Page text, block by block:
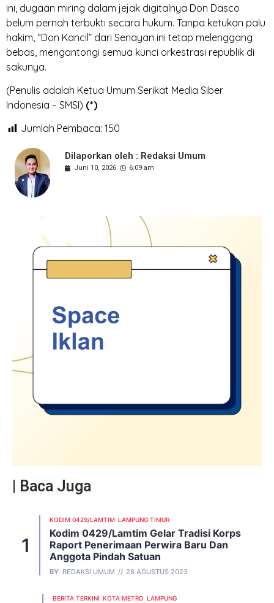
ini, dugaan miring dalam jejak digitalnya Don Dasco
belum pernah terbukti secara hukum. Tanpa ketukan palu
hakim, “Don Kancil” dari Senayan ini tetap melenggang
bebas, mengantongi semua kunci orkestrasi republik di
sakunya.
(Penulis adalah Ketua Umum Serikat Media Siber
Indonesia – SMSI) (*)
Jumlah Pembaca: 150
Dilaporkan oleh : Redaksi Umum
Juni 10, 2026 6:09 am
| Baca Juga
KODIM 0429/LAMTIM LAMPUNG TIMUR
Kodim 0429/Lamtim Gelar Tradisi Korps
Raport Penerimaan Perwira Baru Dan
Anggota Pindah Satuan
BY REDAKSI UMUM 28 AGUSTUS 2023
BERITA TERKINI KOTA METRO LAMPUNG